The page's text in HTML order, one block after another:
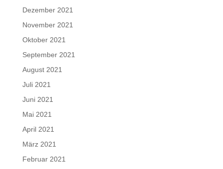
Dezember 2021
November 2021
Oktober 2021
September 2021
August 2021
Juli 2021
Juni 2021
Mai 2021
April 2021
März 2021
Februar 2021